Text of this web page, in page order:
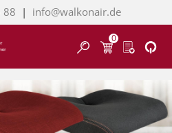
88 | info@walkonair.de
Finden
0